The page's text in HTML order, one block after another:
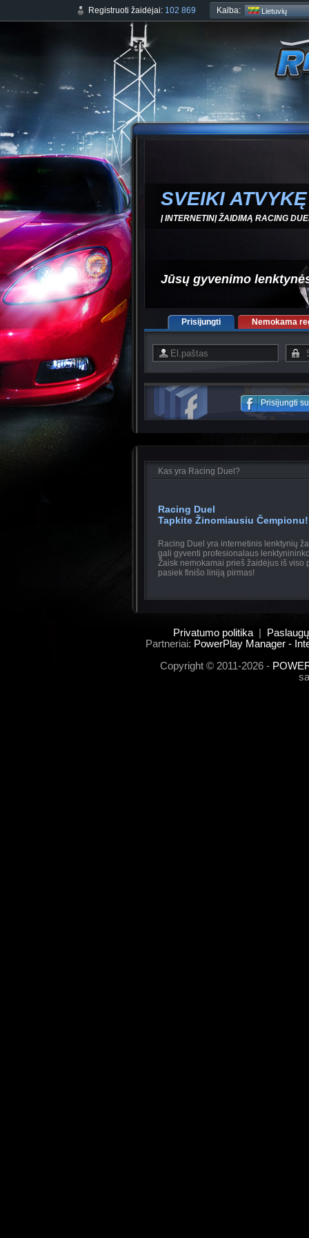
Registruoti žaidėjai: 102 869 Kalba: Lietuvių
SVEIKI ATVYKĘ
Į INTERNETINĮ ŽAIDIMĄ RACING
Jūsų gyvenimo
Prisijungti Nemokama
Prisijungti
Kas yra Racing Duel?
Racing Duel
Tapkite Žinomiausiu Čempionu!
Racing Duel yra internetinis lenktynių
gali gyventi profesionalaus
Žaisk nemokamai prieš žaidėjus iš viso
pasiek finišo liniją pirmas!
Privatumo politika
Partneriai: PowerPlay Manager -
Copyright © 2011-2026 -